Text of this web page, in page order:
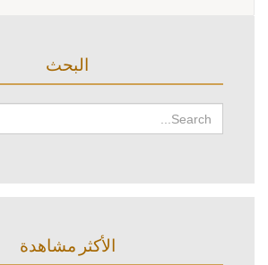
البحث
الأكثر مشاهدة